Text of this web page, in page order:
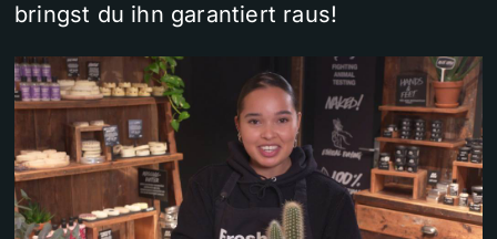
bringst du ihn garantiert raus!